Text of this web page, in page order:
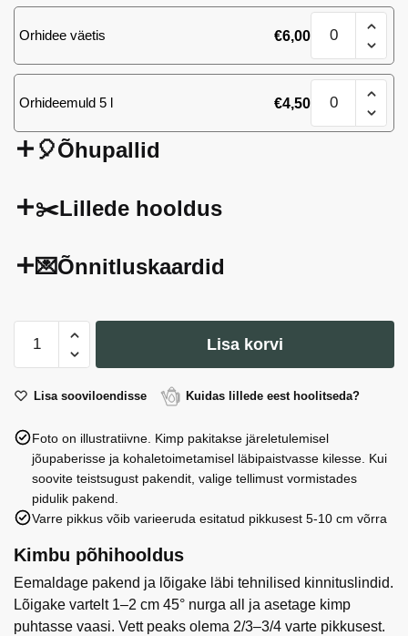
kogus
Orhidee väetis
€6,00
Chamecordia
tk)
kogus
Orhideemuld 5 l
€4,50
Chamecordia
tk)
🎈Õhupallid
✂️Lillede hooldus
💌Õnnitluskaardid
Chamecordia
kogus
Lisa korvi
Lisa sooviloendisse Kuidas lillede eest hoolitseda?
Foto on illustratiivne. Kimp pakitakse järeletulemisel
jõupaberisse ja kohaletoimetamisel läbipaistvasse kilesse. Kui
soovite teistsugust pakendit, valige tellimust vormistades
pidulik pakend.
Varre pikkus võib varieeruda esitatud pikkusest 5-10 cm võrra
Kimbu põhihooldus
Eemaldage pakend ja lõigake läbi tehnilised kinnituslindid.
Lõigake vartelt 1–2 cm 45° nurga all ja asetage kimp
puhtasse vaasi. Vett peaks olema 2/3–3/4 varte pikkusest.